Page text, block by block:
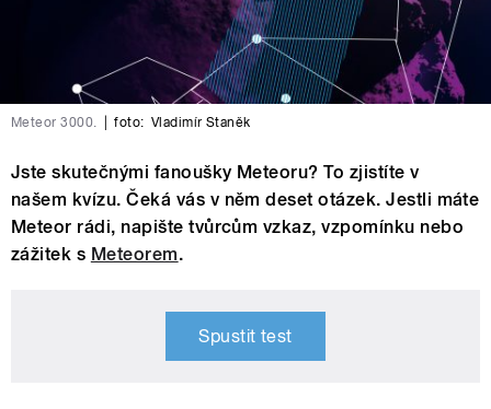
Meteor 3000. foto: Vladimír Staněk
Jste skutečnými fanoušky Meteoru? To zjistíte v
našem kvízu. Čeká vás v něm deset otázek. Jestli máte
Meteor rádi, napište tvůrcům vzkaz, vzpomínku nebo
zážitek s Meteorem.
Spustit test